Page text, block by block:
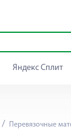
Яндекс Сплит
Перевязочные